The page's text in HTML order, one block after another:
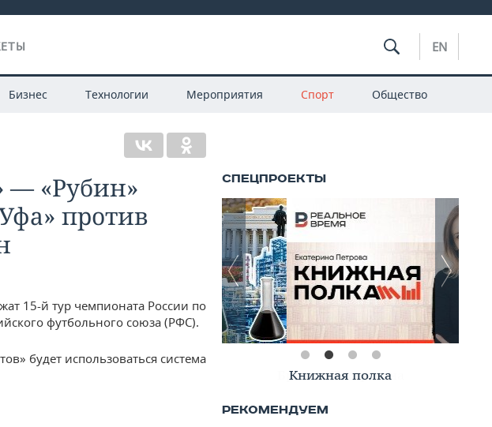
EN
Бизнес Технологии Мероприятия Спорт Общество
— «Рубин»
против
15-й тур чемпионата России по
футбольного союза (РФС).
будет использоваться система
Книжная полка